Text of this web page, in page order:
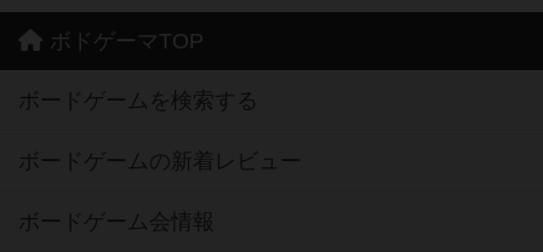
ボドゲーマTOP
ボードゲームを検索する
ボードゲームの新着レビュー
ボードゲーム会情報